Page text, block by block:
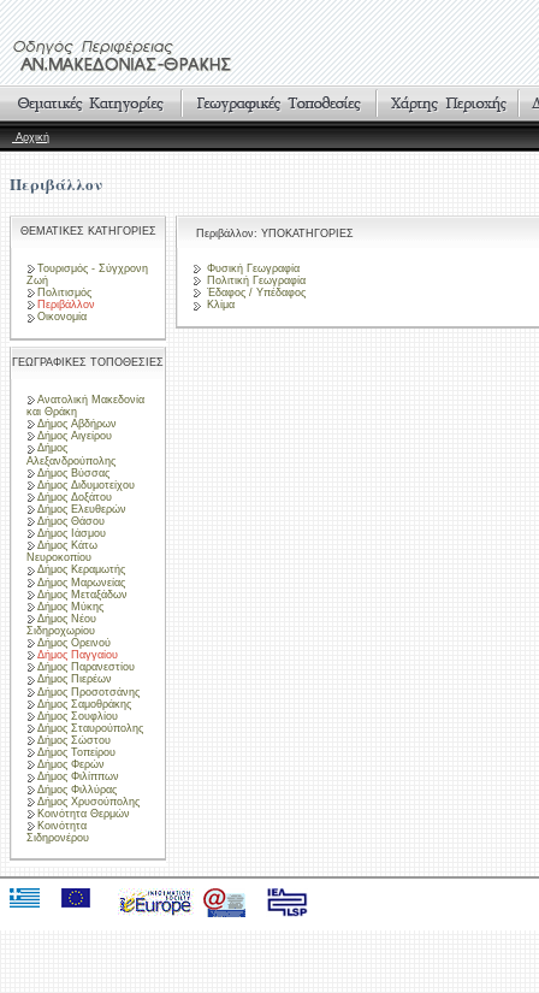
Αρχική
Περιβάλλον
ΘΕΜΑΤΙΚΕΣ ΚΑΤΗΓΟΡΙΕΣ
Τουρισμός - Σύγχρονη
Ζωή
Πολιτισμός
Περιβάλλον
Οικονομία
ΓΕΩΓΡΑΦΙΚΕΣ ΤΟΠΟΘΕΣΙΕΣ
Ανατολική Μακεδονία
και Θράκη
Δήμος Αβδήρων
Δήμος Αιγείρου
Δήμος
Αλεξανδρούπολης
Δήμος Βύσσας
Δήμος Διδυμοτείχου
Δήμος Δοξάτου
Δήμος Ελευθερών
Δήμος Θάσου
Δήμος Ιάσμου
Δήμος Κάτω
Νευροκοπίου
Δήμος Κεραμωτής
Δήμος Μαρωνείας
Δήμος Μεταξάδων
Δήμος Μύκης
Δήμος Νέου
Σιδηροχωρίου
Δήμος Ορεινού
Δήμος Παγγαίου
Δήμος Παρανεστίου
Δήμος Πιερέων
Δήμος Προσοτσάνης
Δήμος Σαμοθράκης
Δήμος Σουφλίου
Δήμος Σταυρούπολης
Δήμος Σώστου
Δήμος Τοπείρου
Δήμος Φερών
Δήμος Φιλίππων
Δήμος Φιλλύρας
Δήμος Χρυσούπολης
Κοινότητα Θερμών
Κοινότητα
Σιδηρονέρου
Περιβάλλον: ΥΠΟΚΑΤΗΓΟΡΙΕΣ
Φυσική Γεωγραφία
Πολιτική Γεωγραφία
Έδαφος / Υπέδαφος
Κλίμα